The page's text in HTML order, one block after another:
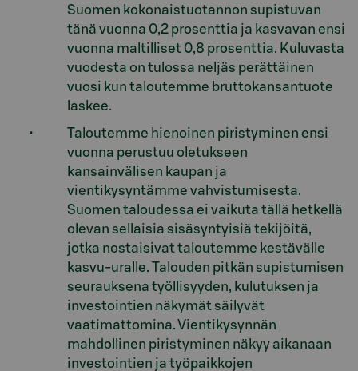
Suomen kokonaistuotannon supistuvan
tänä vuonna 0,2 prosenttia ja kasvavan ensi
vuonna maltilliset 0,8 prosenttia. Kuluvasta
vuodesta on tulossa neljäs perättäinen
vuosi kun taloutemme bruttokansantuote
laskee.
Taloutemme hienoinen piristyminen ensi
vuonna perustuu oletukseen
kansainvälisen kaupan ja
vientikysyntämme vahvistumisesta.
Suomen taloudessa ei vaikuta tällä hetkellä
olevan sellaisia sisäsyntyisiä tekijöitä,
jotka nostaisivat taloutemme kestävälle
kasvu-uralle. Talouden pitkän supistumisen
seurauksena työllisyyden, kulutuksen ja
investointien näkymät säilyvät
vaatimattomina. Vientikysynnän
mahdollinen piristyminen näkyy aikanaan
investointien ja työpaikkojen